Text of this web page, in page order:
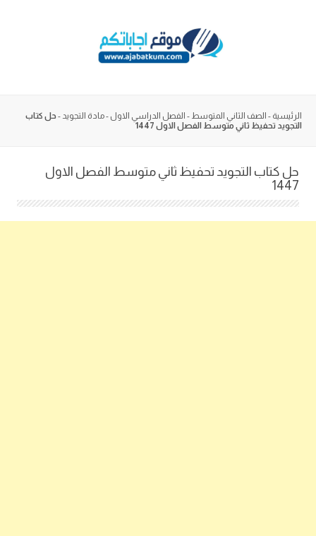
الرئيسية - الصف الثاني المتوسط - الفصل الدراسي الاول -مادة التجويد - حل كتاب
التجويد تحفيظ ثاني متوسط الفصل الاول 1447
حل كتاب التجويد تحفيظ ثاني متوسط الفصل الاول
1447